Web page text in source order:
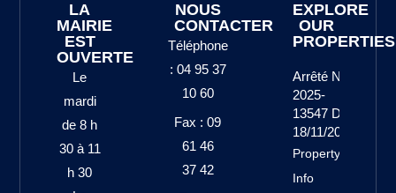
LA
MAIRIE
EST
OUVERTE
Le
mardi
de 8 h
30 à 11
h 30
NOUS
CONTACTER
Téléphone
: 04 95 37
10 60
Fax : 09
61 46
37 42
EXPLORE
OUR
PROPERTIES
Arrêté N°
2025-
13547 Du
18/11/2025
Property
Info